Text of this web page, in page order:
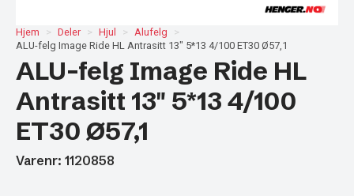
Hjem Deler Hjul
Alufelg
ALU-felg Image Ride HL Antrasitt 13″ 5*13 4/100 ET30 Ø57,1
ALU-felg Image Ride HL
Antrasitt 13″ 5*13 4/100
ET30 Ø57,1
Varenr: 1120858